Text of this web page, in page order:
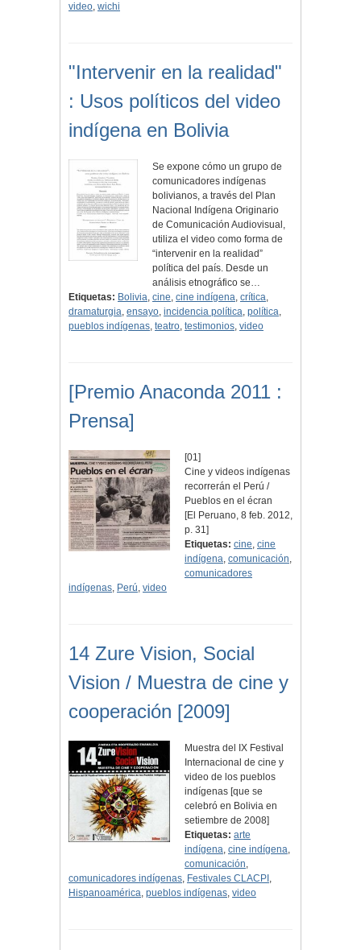
video, wichi
"Intervenir en la realidad"
: Usos políticos del video
indígena en Bolivia
Se expone cómo un grupo de
comunicadores indígenas
bolivianos, a través del Plan
Nacional Indígena Originario
de Comunicación Audiovisual,
utiliza el video como forma de
“intervenir en la realidad”
política del país. Desde un
análisis etnográfico se…
Etiquetas: Bolivia, cine, cine indígena, crítica,
dramaturgia, ensayo, incidencia política, política,
pueblos indígenas, teatro, testimonios, video
[Premio Anaconda 2011 :
Prensa]
[01]
Cine y videos indígenas
recorrerán el Perú /
Pueblos en el écran
[El Peruano, 8 feb. 2012,
p. 31]
Etiquetas: cine, cine
indígena, comunicación,
comunicadores
indígenas, Perú, video
14 Zure Vision, Social
Vision / Muestra de cine y
cooperación [2009]
Muestra del IX Festival
Internacional de cine y
video de los pueblos
indígenas [que se
celebró en Bolivia en
setiembre de 2008]
Etiquetas: arte
indígena, cine indígena,
comunicación,
comunicadores indígenas, Festivales CLACPI ,
Hispanoamérica, pueblos indígenas, video